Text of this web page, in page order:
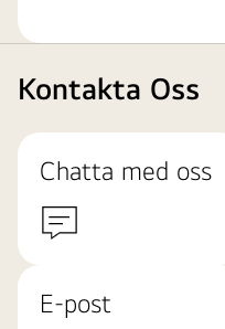
Kontakta Oss
Chatta med oss
E-post